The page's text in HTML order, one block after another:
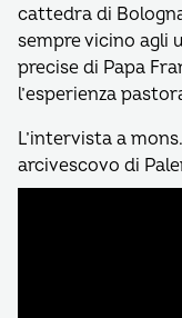
cattedra di
sempre vicino agli
precise di Papa
l’esperienza
L’intervista a
arcivescovo di